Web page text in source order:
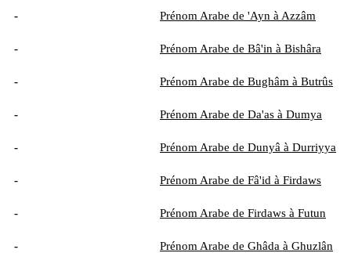
- Prénom Arabe de 'Ayn à Azzâm
- Prénom Arabe de Bâ'in à Bishâra
- Prénom Arabe de Bughâm à Butrûs
- Prénom Arabe de Da'as à Dumya
- Prénom Arabe de Dunyâ à Durriyya
- Prénom Arabe de Fâ'id à Firdaws
- Prénom Arabe de Firdaws à Futun
- Prénom Arabe de Ghâda à Ghuzlân